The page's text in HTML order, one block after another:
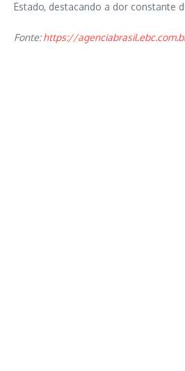
Estado, destacando a dor constante
Fonte:https://